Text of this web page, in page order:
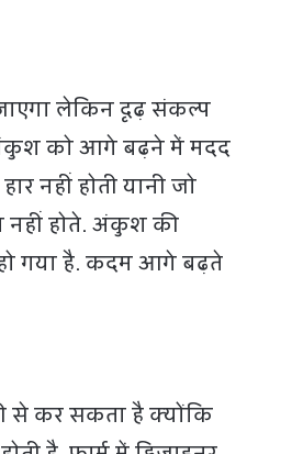
लेकिन दृढ़ संकल्प
को आगे बढ़ने में मदद
नहीं होती यानी जो
होते. अंकुश की
गया है. कदम आगे बढ़ते
से कर सकता है क्योंकि